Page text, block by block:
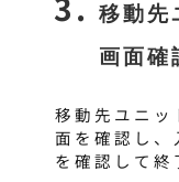
移動先
画面確
移動先ユニ
面を確認し、
を確認して終